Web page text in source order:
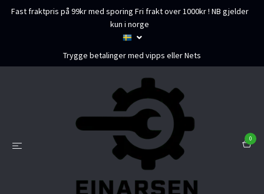
Fast fraktpris på 99kr med sporing Fri frakt over 1000kr ! NB gjelder
kun i norge
Trygge betalinger med vipps eller Nets
0